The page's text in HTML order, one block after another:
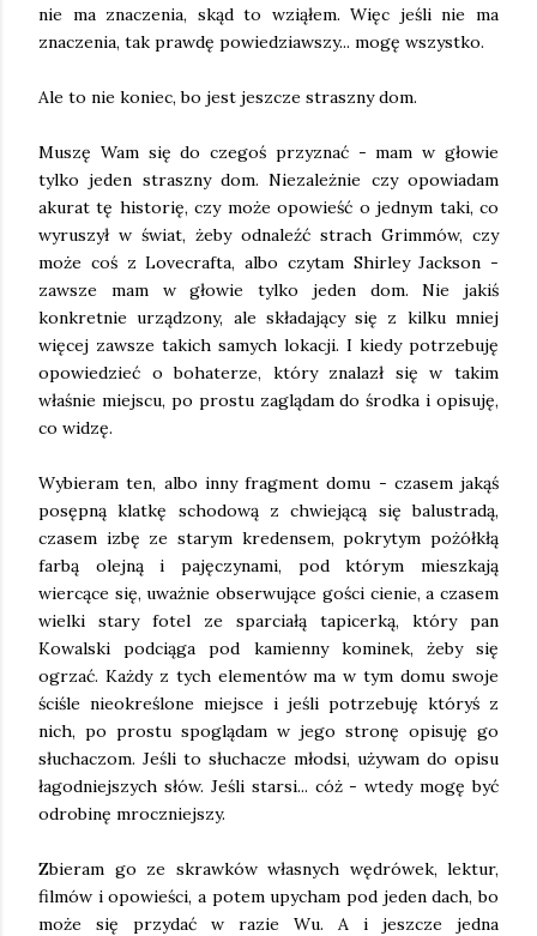
nie ma znaczenia, skąd to wziąłem. Więc jeśli nie ma
znaczenia, tak prawdę powiedziawszy... mogę wszystko.
Ale to nie koniec, bo jest jeszcze straszny dom.
Muszę Wam się do czegoś przyznać - mam w głowie
tylko jeden straszny dom. Niezależnie czy opowiadam
akurat tę historię, czy może opowieść o jednym taki, co
wyruszył w świat, żeby odnaleźć strach Grimmów, czy
może coś z Lovecrafta, albo czytam Shirley Jackson -
zawsze mam w głowie tylko jeden dom. Nie jakiś
konkretnie urządzony, ale składający się z kilku mniej
więcej zawsze takich samych lokacji. I kiedy potrzebuję
opowiedzieć o bohaterze, który znalazł się w takim
właśnie miejscu, po prostu zaglądam do środka i opisuję,
co widzę.
Wybieram ten, albo inny fragment domu - czasem jakąś
posępną klatkę schodową z chwiejącą się balustradą,
czasem izbę ze starym kredensem, pokrytym pożółkłą
farbą olejną i pajęczynami, pod którym mieszkają
wiercące się, uważnie obserwujące gości cienie, a czasem
wielki stary fotel ze sparciałą tapicerką, który pan
Kowalski podciąga pod kamienny kominek, żeby się
ogrzać. Każdy z tych elementów ma w tym domu swoje
ściśle nieokreślone miejsce i jeśli potrzebuję któryś z
nich, po prostu spoglądam w jego stronę opisuję go
słuchaczom. Jeśli to słuchacze młodsi, używam do opisu
łagodniejszych słów. Jeśli starsi... cóż - wtedy mogę być
odrobinę mroczniejszy.
Zbieram go ze skrawków własnych wędrówek, lektur,
filmów i opowieści, a potem upycham pod jeden dach, bo
może się przydać w razie Wu. A i jeszcze jedna